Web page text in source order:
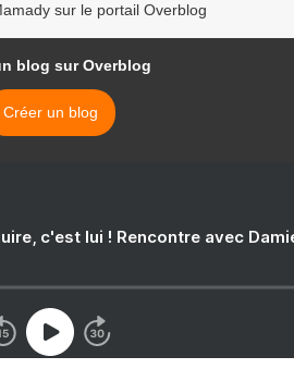
sur le portail Overblog
blog sur Overblog
Créer un blog
c'est lui ! Rencontre avec